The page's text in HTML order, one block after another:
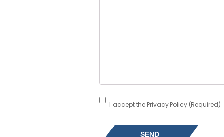
Consent (Required)
I accept the Privacy Policy.(Required)